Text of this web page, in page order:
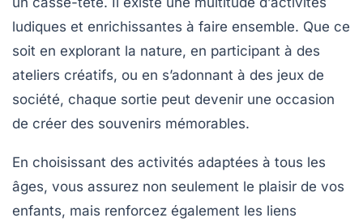
ludiques et enrichissantes à faire ensemble. Que ce
soit en explorant la nature, en participant à des
ateliers créatifs, ou en s’adonnant à des jeux de
société, chaque sortie peut devenir une occasion
de créer des souvenirs mémorables.
En choisissant des activités adaptées à tous les
âges, vous assurez non seulement le plaisir de vos
enfants, mais renforcez également les liens